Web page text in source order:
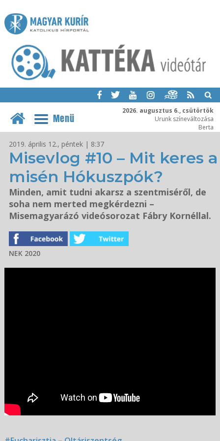
2026. augusztus 6., csütörtök
Urunk színeváltozása
Berta
Menü
2019. április 12., péntek | 8:37
Misevlog #10 – Mit keres a
misén Hókuszpók?
Minden, amit tudni akarsz a szentmiséről, de
soha nem merted megkérdezni –
Misemagyarázó videósorozat Fábry Kornéllal.
NEK 2020